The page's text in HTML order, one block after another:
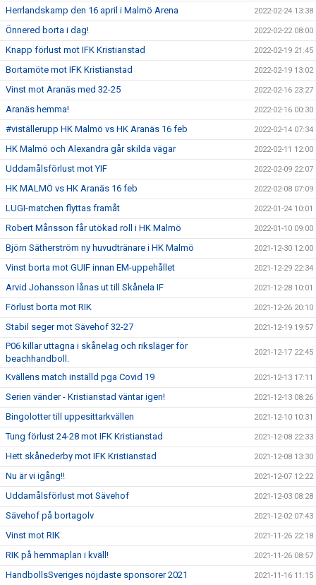
Herrlandskamp den 16 april i Malmö Arena 2022-02-24 13:38
Önnered borta i dag! 2022-02-22 08:00
Knapp förlust mot IFK Kristianstad 2022-02-19 21:45
Bortamöte mot IFK Kristianstad 2022-02-19 13:02
Vinst mot Aranäs med 32-25 2022-02-16 23:27
Aranäs hemma! 2022-02-16 00:30
#viställerupp HK Malmö vs HK Aranäs 16 feb 2022-02-14 07:34
HK Malmö och Alexandra går skilda vägar 2022-02-11 12:00
Uddamålsförlust mot YIF 2022-02-09 22:07
HK MALMÖ vs HK Aranäs 16 feb 2022-02-08 07:09
LUGI-matchen flyttas framåt 2022-01-24 10:01
Robert Månsson får utökad roll i HK Malmö 2022-01-10 09:00
Björn Sätherström ny huvudtränare i HK Malmö 2021-12-30 12:00
Vinst borta mot GUIF innan EM-uppehållet 2021-12-29 22:34
Arvid Johansson lånas ut till Skånela IF 2021-12-28 10:01
Förlust borta mot RIK 2021-12-26 20:10
Stabil seger mot Sävehof 32-27 2021-12-19 19:57
P06 killar uttagna i skånelag och riksläger för
beachhandboll.
2021-12-17 22:45
Kvällens match inställd pga Covid 19 2021-12-13 17:11
Serien vänder - Kristianstad väntar igen! 2021-12-13 08:26
Bingolotter till uppesittarkvällen 2021-12-10 10:31
Tung förlust 24-28 mot IFK Kristianstad 2021-12-08 22:33
Hett skånederby mot IFK Kristianstad 2021-12-08 13:30
Nu är vi igång!! 2021-12-07 12:22
Uddamålsförlust mot Sävehof 2021-12-03 08:28
Sävehof på bortagolv 2021-12-02 07:43
Vinst mot RIK 2021-11-26 22:18
RIK på hemmaplan i kväll! 2021-11-26 08:57
HandbollsSveriges nöjdaste sponsorer 2021 2021-11-16 11:15